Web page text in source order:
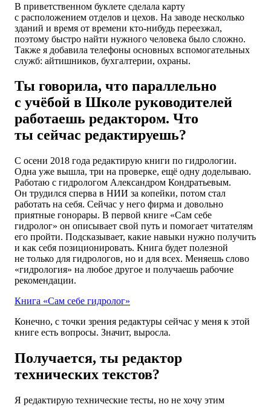
В приветственном буклете сделала карту
с расположением отделов и цехов. На заводе несколько
зданий и время от времени кто-нибудь переезжал,
поэтому быстро найти нужного человека было сложно.
Также я добавила телефоны основных вспомогательных
служб: айтишников, бухгалтерии, охраны.
Ты говорила, что параллельно
с учёбой в Школе руководителей
работаешь редактором. Что
ты сейчас редактируешь?
С осени 2018 года редактирую книги по гидрологии.
Одна уже вышла, три на проверке, ещё одну доделываю.
Работаю с гидрологом Александром Кондратьевым.
Он трудился сперва в НИИ за копейки, потом стал
работать на себя. Сейчас у него фирма и довольно
приятные гонорары. В первой книге «Сам себе
гидролог» он описывает свой путь и помогает читателям
его пройти. Подсказывает, какие навыки нужно получить
и как себя позиционировать. Книга будет полезной
не только для гидрологов, но и для всех. Меняешь слово
«гидрология» на любое другое и получаешь рабочие
рекомендации.
Книга «Сам себе гидролог»
Конечно, с точки зрения редактуры сейчас у меня к этой
книге есть вопросы. Значит, выросла.
Получается, ты редактор
технических текстов?
Я редактирую технические тесты, но не хочу этим